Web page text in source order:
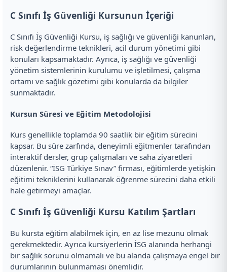
C Sınıfı İş Güvenliği Kursunun İçeriği
C Sınıfı İş Güvenliği Kursu, iş sağlığı ve güvenliği kanunları,
risk değerlendirme teknikleri, acil durum yönetimi gibi
konuları kapsamaktadır. Ayrıca, iş sağlığı ve güvenliği
yönetim sistemlerinin kurulumu ve işletilmesi, çalışma
ortamı ve sağlık gözetimi gibi konularda da bilgiler
sunmaktadır.
Kursun Süresi ve Eğitim Metodolojisi
Kurs genellikle toplamda 90 saatlik bir eğitim sürecini
kapsar. Bu süre zarfında, deneyimli eğitmenler tarafından
interaktif dersler, grup çalışmaları ve saha ziyaretleri
düzenlenir. “İSG Türkiye Sınav” firması, eğitimlerde yetişkin
eğitimi tekniklerini kullanarak öğrenme sürecini daha etkili
hale getirmeyi amaçlar.
C Sınıfı İş Güvenliği Kursu Katılım Şartları
Bu kursta eğitim alabilmek için, en az lise mezunu olmak
gerekmektedir. Ayrıca kursiyerlerin İSG alanında herhangi
bir sağlık sorunu olmamalı ve bu alanda çalışmaya engel bir
durumlarının bulunmaması önemlidir.